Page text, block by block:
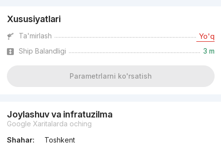
Xususiyatlari
Ta'mirlash Yo'q
Ship Balandligi 3 m
Parametrlarni ko'rsatish
Joylashuv va infratuzilma
Google Xaritalarda oching
Shahar:
Toshkent